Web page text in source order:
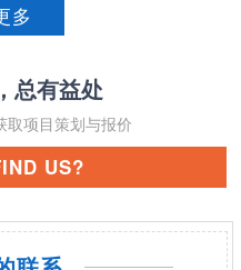
多
总有益处
取项目策划与报价
US?